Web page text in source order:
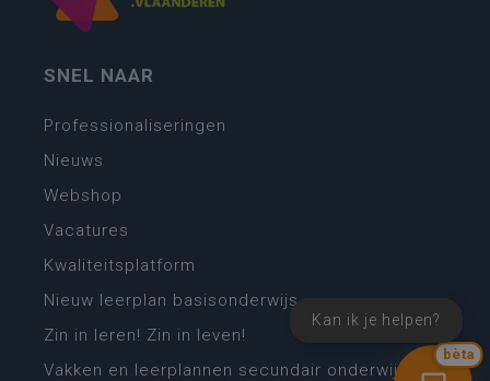
bèta
Kan ik je helpen?
SNEL NAAR
Professionaliseringen
Nieuws
Webshop
Vacatures
Kwaliteitsplatform
Nieuw leerplan basisonderwijs
Zin in leren! Zin in leven!
Vakken en leerplannen secundair onderwijs